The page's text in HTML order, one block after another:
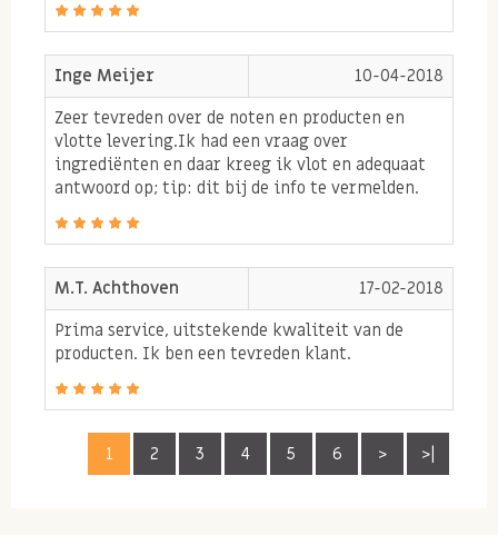
Walnoten zijn naast enkele zaden zoals lijnzaad
een van de weinige soorten plantaardige
producten die een noemenswaardige
hoeveelheid omega 3 vetzuren bevat!
Walnoten zijn een uitstekende bron van anti-
oxidanten en bio actieve stoffen! Anti-oxidanten
elimineren vrije radicalen in het lichaam.
spelen en kun je veel vinden in natuurlijke
onbewerkte voeding.
Walnoten zijn een natuurlijke bron van
magnesium, kalium en fosfor! Belangrijke
vooral ook als je meer sport omdat het het
Inge Meijer
10-04-2018
Zeer tevreden over de noten en producten en
vlotte levering.Ik had een vraag over
ingrediënten en daar kreeg ik vlot en adequaat
antwoord op; tip: dit bij de info te vermelden.
M.T. Achthoven
17-02-2018
Prima service, uitstekende kwaliteit van de
producten. Ik ben een tevreden klant.
1 2 3 4 5 6 > >|